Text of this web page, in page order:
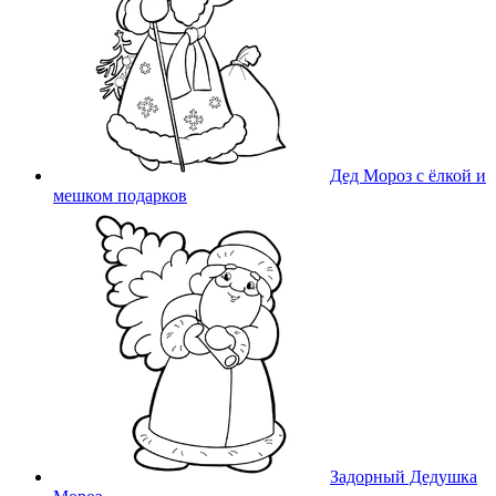
Дед Мороз с ёлкой и
мешком подарков
Задорный Дедушка